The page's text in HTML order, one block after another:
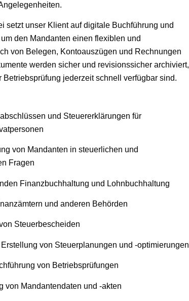
setzt unser Klient auf digitale Buchführung und
den Mandanten einen flexiblen und
von Belegen, Kontoauszügen und Rechnungen
werden sicher und revisionssicher archiviert,
jederzeit schnell verfügbar sind.
und Steuererklärungen für
von Mandanten in steuerlichen und
Fragen
Finanzbuchhaltung und Lohnbuchhaltung
und anderen Behörden
Steuerbescheiden
von Steuerplanungen und -optimierungen
von Betriebsprüfungen
von Mandantendaten und -akten